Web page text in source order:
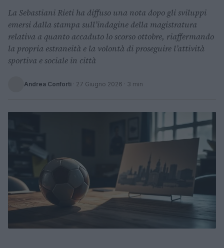
La Sebastiani Rieti ha diffuso una nota dopo gli sviluppi
emersi dalla stampa sull’indagine della magistratura
relativa a quanto accaduto lo scorso ottobre, riaffermando
la propria estraneità e la volontà di proseguire l’attività
sportiva e sociale in città
Andrea Conforti · 27 Giugno 2026 · 3 min